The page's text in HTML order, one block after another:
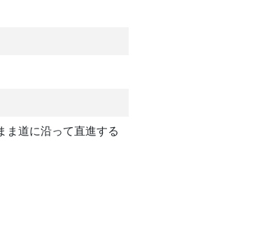
ま道に沿って直進する